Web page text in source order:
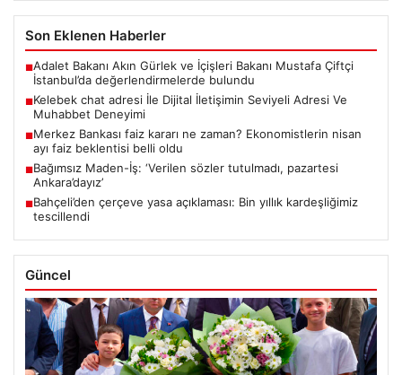
Son Eklenen Haberler
■Adalet Bakanı Akın Gürlek ve İçişleri Bakanı Mustafa Çiftçi
İstanbul’da değerlendirmelerde bulundu
■Kelebek chat adresi İle Dijital İletişimin Seviyeli Adresi Ve
Muhabbet Deneyimi
■Merkez Bankası faiz kararı ne zaman? Ekonomistlerin nisan
ayı faiz beklentisi belli oldu
■Bağımsız Maden-İş: ‘Verilen sözler tutulmadı, pazartesi
Ankara’dayız’
■Bahçeli’den çerçeve yasa açıklaması: Bin yıllık kardeşliğimiz
tescillendi
Güncel